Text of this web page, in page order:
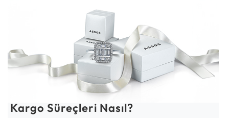
Kargo Süreçleri Nasıl?